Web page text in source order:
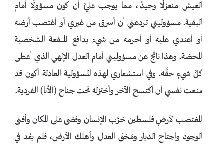
العيش منعزلًا وحيدًا، مما يوجب عليَّ أن كون مسؤولًا أمام
البقية. مسؤوليتي تردعني أن أسرق من غيري أو أغتصب أرضه
أو أعتدي عليه أو أحرمه من شيء بدافع المنفعة الشخصية
المحضة. وهذا ناتج عن مسؤوليتي أمام العدل الإلهي الذي أعطى
كلَّ شيءٍ حقَّه. وفي استشعاري لهذه المسؤولية العادلة أكون قد
منعت نفسي أن أكتسح الآخر وأختزله تحت جناح (الأنا) الفردية.
المغتصب لأرضِ فلسطين خرَّب الإنسان وقضى على المكان وأفنى
الوجود واجتاح الديار ومَحَقَ العدل وأهلك الأرض، فلم يعُد في